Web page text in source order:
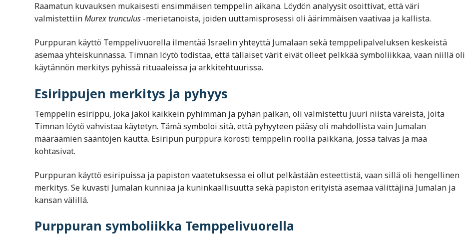
Raamatun kuvauksen mukaisesti ensimmäisen temppelin aikana. Löydön analyysit osoittivat, että väri
valmistettiinMurex trunculus-merietanoista, joiden uuttamisprosessi oli äärimmäisen vaativaa ja kallista.
Purppuran käyttö Temppelivuorella ilmentää Israelin yhteyttä Jumalaan sekä temppelipalveluksen keskeistä
asemaa yhteiskunnassa. Timnan löytö todistaa, että tällaiset värit eivät olleet pelkkää symboliikkaa, vaan niillä oli
käytännön merkitys pyhissä rituaaleissa ja arkkitehtuurissa.
Esirippujen merkitys ja pyhyys
Temppelin esirippu, joka jakoi kaikkein pyhimmän ja pyhän paikan, oli valmistettu juuri niistä väreistä, joita
Timnan löytö vahvistaa käytetyn. Tämä symboloi sitä, että pyhyyteen pääsy oli mahdollista vain Jumalan
määräämien sääntöjen kautta. Esiripun purppura korosti temppelin roolia paikkana, jossa taivas ja maa
kohtasivat.
Purppuran käyttö esiripuissa ja papiston vaatetuksessa ei ollut pelkästään esteettistä, vaan sillä oli hengellinen
merkitys. Se kuvasti Jumalan kunniaa ja kuninkaallisuutta sekä papiston erityistä asemaa välittäjinä Jumalan ja
kansan välillä.
Purppuran symboliikka Temppelivuorella